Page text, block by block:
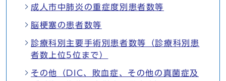
成人市中肺炎の重症度別患者数等
脳梗塞の患者数等
診療科別主要手術別患者数等（診療科別患
者数上位5位まで）
その他（DIC、敗血症、その他の真菌症及